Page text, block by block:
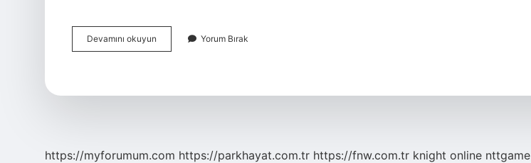
Devamını okuyun
Degerli
Yorum Bırak
https://myforumum.com https://parkhayat.com.tr https://fnw.com.tr knight online nttgame